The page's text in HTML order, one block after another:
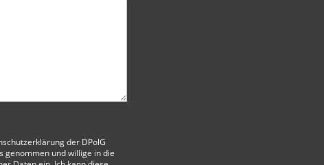
der DPolG
genommen und willige in die